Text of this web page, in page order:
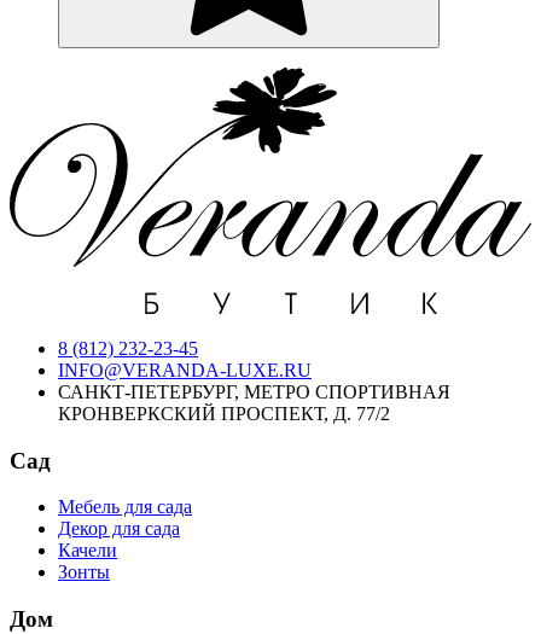
8 (812) 232-23-45
INFO@VERANDA-LUXE.RU
САНКТ-ПЕТЕРБУРГ, МЕТРО СПОРТИВНАЯ
КРОНВЕРКСКИЙ ПРОСПЕКТ, Д. 77/2
Сад
Мебель для сада
Декор для сада
Качели
Зонты
Дом